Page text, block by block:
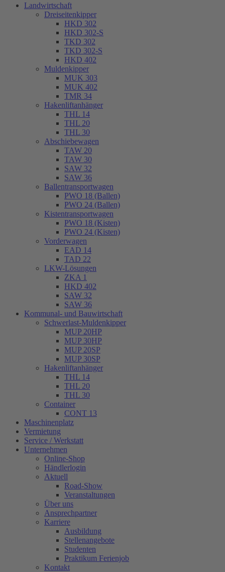
Landwirtschaft
Dreiseitenkipper
HKD 302
HKD 302-S
TKD 302
TKD 302-S
HKD 402
Muldenkipper
MUK 303
MUK 402
TMR 34
Hakenliftanhänger
THL 14
THL 20
THL 30
Abschiebewagen
TAW 20
TAW 30
SAW 32
SAW 36
Ballentransportwagen
PWO 18 (Ballen)
PWO 24 (Ballen)
Kistentransportwagen
PWO 18 (Kisten)
PWO 24 (Kisten)
Vorderwagen
EAD 14
TAD 22
LKW-Lösungen
ZKA 1
HKD 402
SAW 32
SAW 36
Kommunal- und Bauwirtschaft
Schwerlast-Muldenkipper
MUP 20HP
MUP 30HP
MUP 20SP
MUP 30SP
Hakenliftanhänger
THL 14
THL 20
THL 30
Container
CONT 13
Maschinenplatz
Vermietung
Service / Werkstatt
Unternehmen
Online-Shop
Händlerlogin
Aktuell
Road-Show
Veranstaltungen
Über uns
Ansprechpartner
Karriere
Ausbildung
Stellenangebote
Studenten
Praktikum Ferienjob
Kontakt